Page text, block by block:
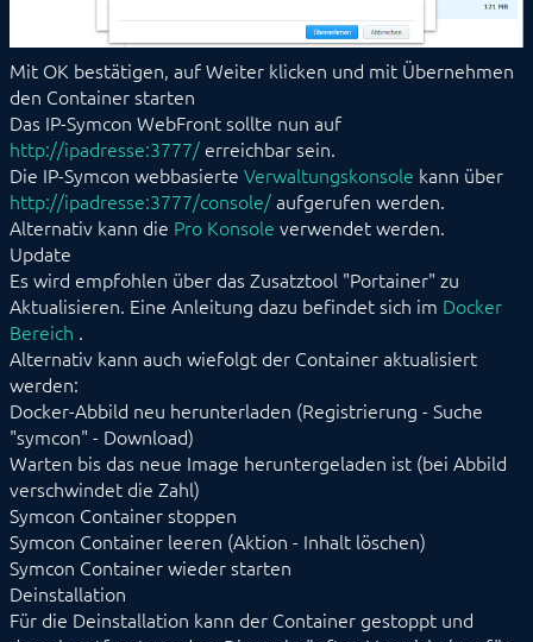
Mit OK bestätigen, auf Weiter klicken und mit Übernehmen
den Container starten
Das IP-Symcon WebFront sollte nun auf
http://ipadresse:3777/ erreichbar sein.
Die IP-Symcon webbasierte Verwaltungskonsole kann über
http://ipadresse:3777/console/aufgerufen werden.
Alternativ kann die Pro Konsole verwendet werden.
Update
Es wird empfohlen über das Zusatztool "Portainer" zu
Aktualisieren. Eine Anleitung dazu befindet sich im Docker
Bereich .
Alternativ kann auch wiefolgt der Container aktualisiert
werden:
Docker-Abbild neu herunterladen (Registrierung - Suche
"symcon" - Download)
Warten bis das neue Image heruntergeladen ist (bei Abbild
verschwindet die Zahl)
Symcon Container stoppen
Symcon Container leeren (Aktion - Inhalt löschen)
Symcon Container wieder starten
Deinstallation
Für die Deinstallation kann der Container gestoppt und